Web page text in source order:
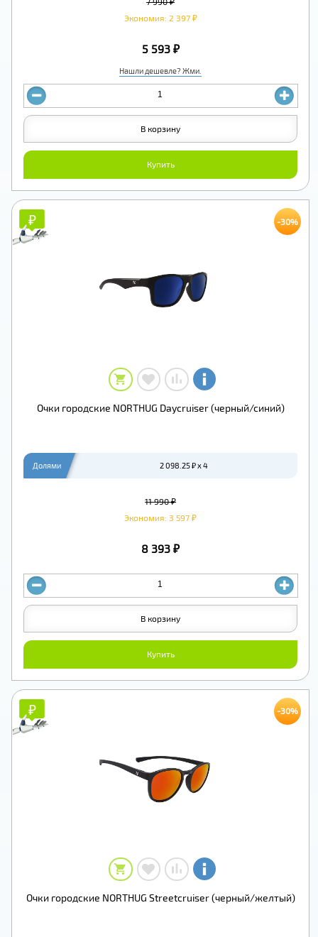
Экономия: 2 397 ₽
Нашли дешевле? Жми.
5 593 ₽
Купить
В корзину
₽
₽
Очки городские NORTHUG Daycruiser (черный/синий)
Долями 2 098.25 ₽ x 4
11 990 ₽
Экономия: 3 597 ₽
8 393 ₽
Купить
В корзину
-30%
₽
₽
Очки городские NORTHUG Streetcruiser (черный/желтый)
-30%